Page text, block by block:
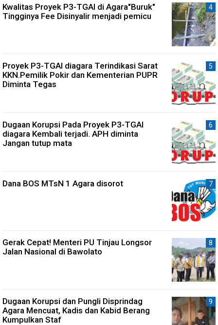
Kwalitas Proyek P3-TGAI di Agara"Buruk"
Tingginya Fee Disinyalir menjadi pemicu
Proyek P3-TGAI diagara Terindikasi Sarat
KKN.Pemilik Pokir dan Kementerian PUPR
Diminta Tegas
Dugaan Korupsi Pada Proyek P3-TGAI
diagara Kembali terjadi. APH diminta
Jangan tutup mata
Dana BOS MTsN 1 Agara disorot
Gerak Cepat! Menteri PU Tinjau Longsor
Jalan Nasional di Bawolato
Dugaan Korupsi dan Pungli Disprindag
Agara Mencuat, Kadis dan Kabid Berang
Kumpulkan Staf